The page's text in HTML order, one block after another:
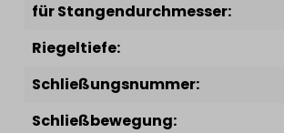
für Stangendurchmesser:
Riegeltiefe:
Schließungsnummer:
Schließbewegung: